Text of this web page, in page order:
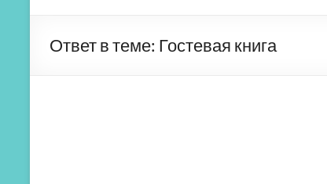
Ответ в теме: Гостевая книга